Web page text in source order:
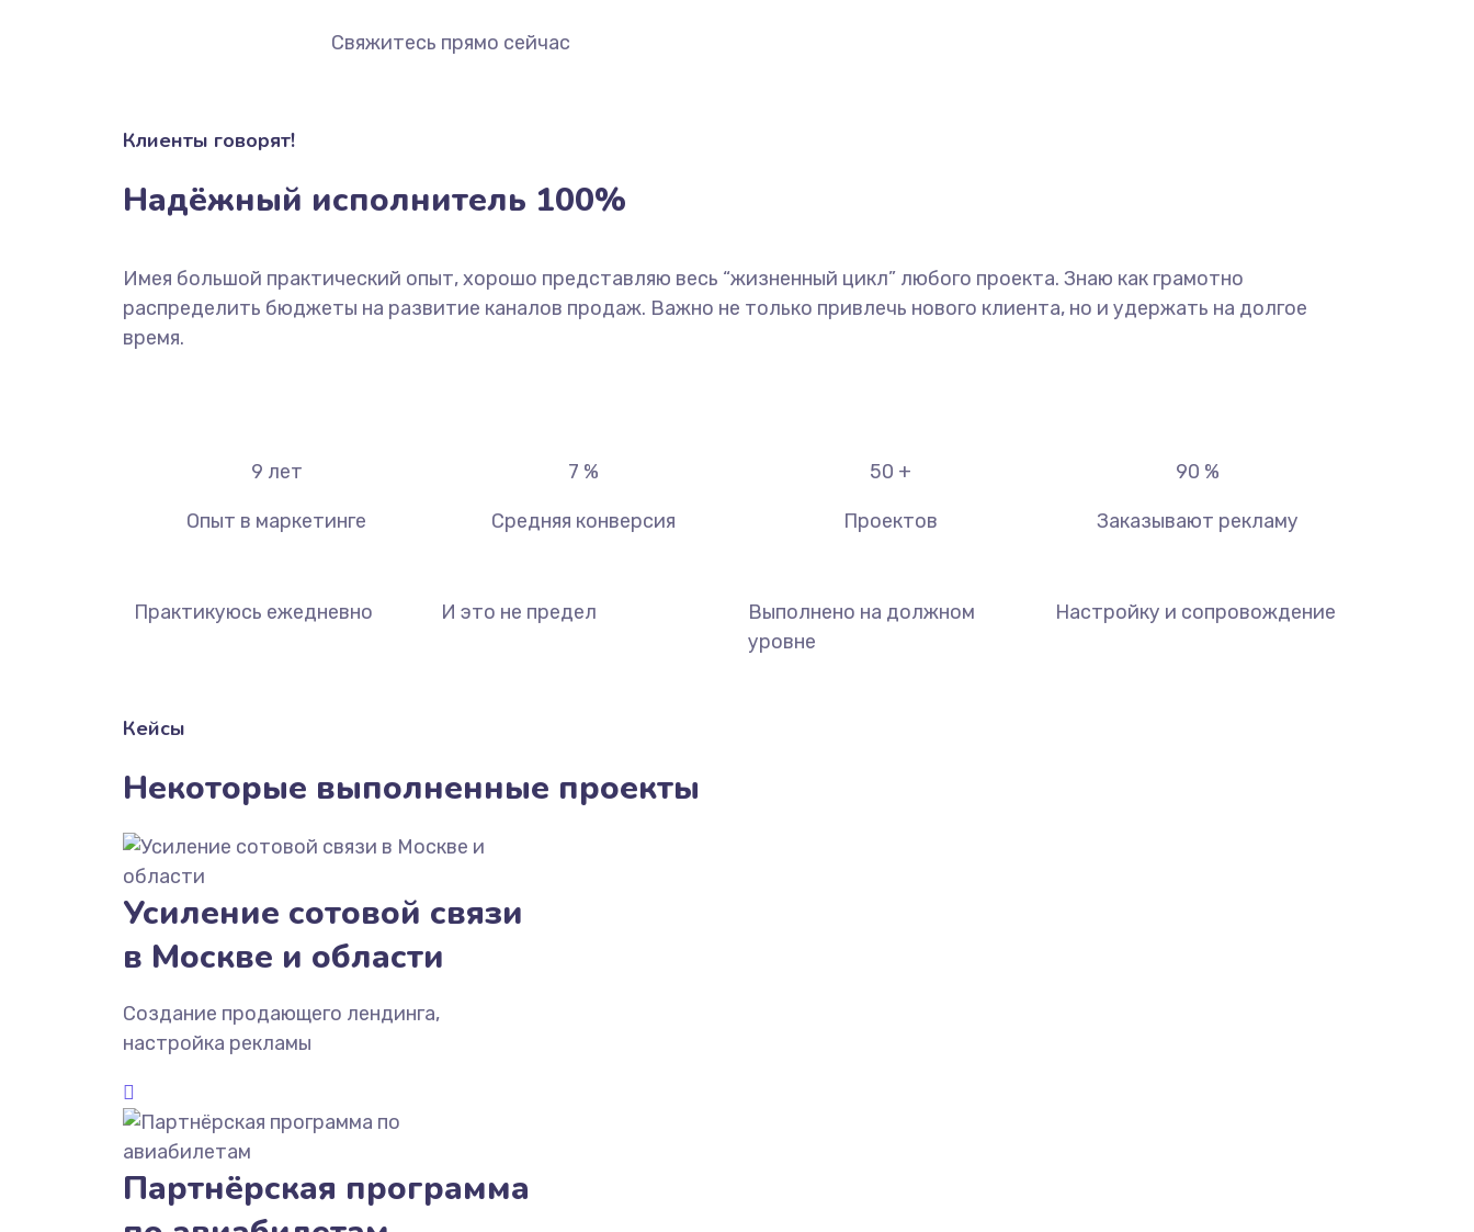
Свяжитесь прямо сейчас
Клиенты говорят!
Надёжный исполнитель 100%
Имея большой практический опыт, хорошо представляю весь “жизненный цикл” любого проекта. Знаю как грамотно
распределить бюджеты на развитие каналов продаж. Важно не только привлечь нового клиента, но и удержать на долгое
время.
9 лет
Опыт в маркетинге
Практикуюсь ежедневно
7 %
Средняя конверсия
И это не предел
50 +
Проектов
Выполнено на должном
уровне
90 %
Заказывают рекламу
Настройку и сопровождение
Кейсы
Некоторые выполненные проекты
Усиление сотовой связи
в Москве и области
Создание продающего лендинга,
настройка рекламы
Партнёрская программа